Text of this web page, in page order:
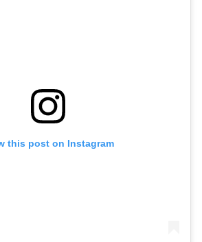
this post on Instagram